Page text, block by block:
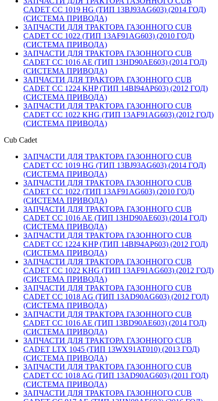
CADET CC 1019 HG (ТИП 13BJ93AG603) (2014 ГОД)
(СИСТЕМА ПРИВОДА)
ЗАПЧАСТИ ДЛЯ ТРАКТОРА ГАЗОННОГО CUB
CADET CC 1022 (ТИП 13AF91AG603) (2010 ГОД)
(СИСТЕМА ПРИВОДА)
ЗАПЧАСТИ ДЛЯ ТРАКТОРА ГАЗОННОГО CUB
CADET CC 1016 AE (ТИП 13HD90AE603) (2014 ГОД)
(СИСТЕМА ПРИВОДА)
ЗАПЧАСТИ ДЛЯ ТРАКТОРА ГАЗОННОГО CUB
CADET CC 1224 KHP (ТИП 14BI94AP603) (2012 ГОД)
(СИСТЕМА ПРИВОДА)
ЗАПЧАСТИ ДЛЯ ТРАКТОРА ГАЗОННОГО CUB
CADET CC 1022 KHG (ТИП 13AF91AG603) (2012 ГОД)
(СИСТЕМА ПРИВОДА)
Cub Cadet
ЗАПЧАСТИ ДЛЯ ТРАКТОРА ГАЗОННОГО CUB
CADET CC 1019 HG (ТИП 13BJ93AG603) (2014 ГОД)
(СИСТЕМА ПРИВОДА)
ЗАПЧАСТИ ДЛЯ ТРАКТОРА ГАЗОННОГО CUB
CADET CC 1022 (ТИП 13AF91AG603) (2010 ГОД)
(СИСТЕМА ПРИВОДА)
ЗАПЧАСТИ ДЛЯ ТРАКТОРА ГАЗОННОГО CUB
CADET CC 1016 AE (ТИП 13HD90AE603) (2014 ГОД)
(СИСТЕМА ПРИВОДА)
ЗАПЧАСТИ ДЛЯ ТРАКТОРА ГАЗОННОГО CUB
CADET CC 1224 KHP (ТИП 14BI94AP603) (2012 ГОД)
(СИСТЕМА ПРИВОДА)
ЗАПЧАСТИ ДЛЯ ТРАКТОРА ГАЗОННОГО CUB
CADET CC 1022 KHG (ТИП 13AF91AG603) (2012 ГОД)
(СИСТЕМА ПРИВОДА)
ЗАПЧАСТИ ДЛЯ ТРАКТОРА ГАЗОННОГО CUB
CADET CC 1018 AG (ТИП 13AD90AG603) (2012 ГОД)
(СИСТЕМА ПРИВОДА)
ЗАПЧАСТИ ДЛЯ ТРАКТОРА ГАЗОННОГО CUB
CADET CC 1016 AE (ТИП 13BD90AE603) (2014 ГОД)
(СИСТЕМА ПРИВОДА)
ЗАПЧАСТИ ДЛЯ ТРАКТОРА ГАЗОННОГО CUB
CADET LTX 1045 (ТИП 13WX91AT010) (2013 ГОД)
(СИСТЕМА ПРИВОДА)
ЗАПЧАСТИ ДЛЯ ТРАКТОРА ГАЗОННОГО CUB
CADET CC 1018 AG (ТИП 13AD90AG603) (2011 ГОД)
(СИСТЕМА ПРИВОДА)
ЗАПЧАСТИ ДЛЯ ТРАКТОРА ГАЗОННОГО CUB